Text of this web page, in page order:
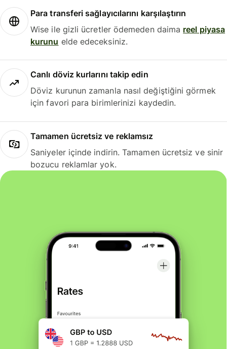
Para transferi sağlayıcılarını karşılaştırın
Wise ile gizli ücretler ödemeden daima reel piyasa
kurunu elde edeceksiniz.
Canlı döviz kurlarını takip edin
Döviz kurunun zamanla nasıl değiştiğini görmek
için favori para birimlerinizi kaydedin.
Tamamen ücretsiz ve reklamsız
Saniyeler içinde indirin. Tamamen ücretsiz ve sinir
bozucu reklamlar yok.